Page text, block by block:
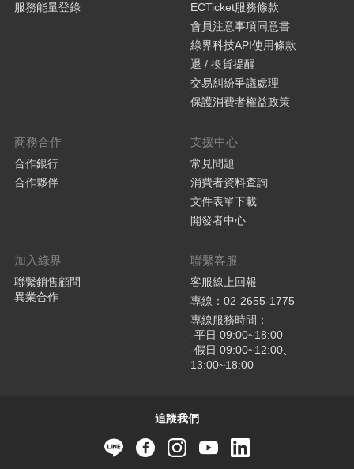
服務能量登錄
ECTicket服務條款
會員注意事項同意書
綠界科技API使用條款
退 / 換貨提醒
交易糾紛爭議處理
保護消費者權益政策
商務合作
合作銀行
合作夥伴
支援中心
常見問題
消費者資料查詢
文件表單下載
開發者中心
加入綠界
聯繫銷售顧問
異業合作
聯繫客服
客服線上回報
專線：02-2655-1775
專線服務時間：
-平日 09:00~18:00
-假日 09:00~12:00、
13:00~18:00
追蹤我們